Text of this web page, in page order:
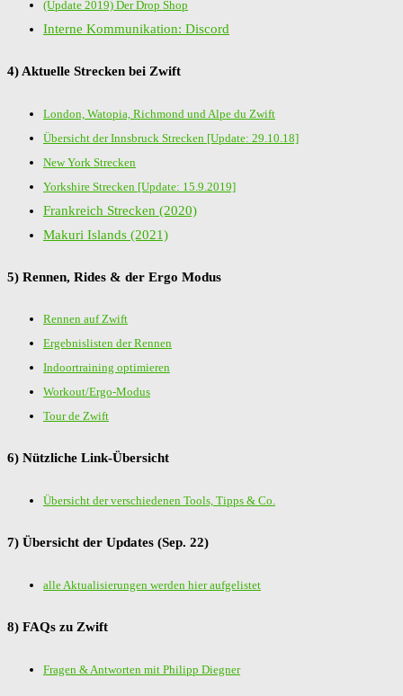
(Update 2019) Der Drop Shop
Interne Kommunikation: Discord
4) Aktuelle Strecken bei Zwift
London, Watopia, Richmond und Alpe du Zwift
Übersicht der Innsbruck Strecken [Update: 29.10.18]
New York Strecken
Yorkshire Strecken [Update: 15.9.2019]
Frankreich Strecken (2020)
Makuri Islands (2021)
5) Rennen, Rides & der Ergo Modus
Rennen auf Zwift
Ergebnislisten der Rennen
Indoortraining optimieren
Workout/Ergo-Modus
Tour de Zwift
6) Nützliche Link-Übersicht
Übersicht der verschiedenen Tools, Tipps & Co.
7) Übersicht der Updates (Sep. 22)
alle Aktualisierungen werden hier aufgelistet
8) FAQs zu Zwift
Fragen & Antworten mit Philipp Diegner